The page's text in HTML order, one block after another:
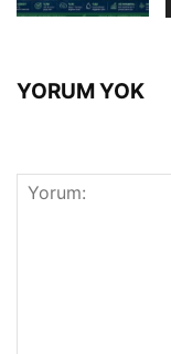
YORUM YOK